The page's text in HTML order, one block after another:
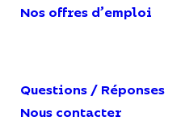
Nos offres d’emploi
Questions / Réponses
Nous contacter